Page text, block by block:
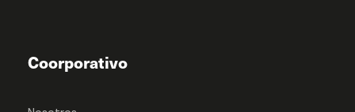
Coorporativo